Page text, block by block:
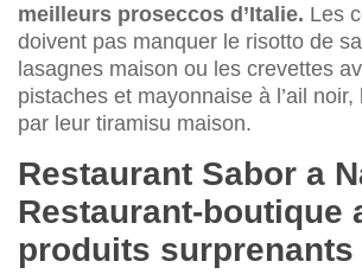
meilleurs proseccos d’Italie. Les
doivent pas manquer le risotto de
lasagnes maison ou les crevettes
pistaches et mayonnaise à l’ail
par leur tiramisu maison.
Restaurant Sabor a
Restaurant-boutique
produits surprenants